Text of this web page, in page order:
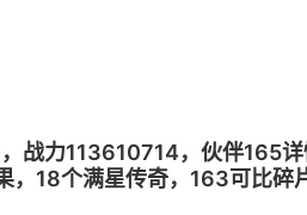
战力113610714，伙伴165
，18个满星传奇，163可比碎